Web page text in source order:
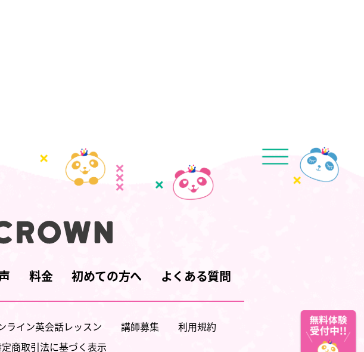
料金 初めての方へ よくある質問
ライン英会話レッスン 講師募集
利用規約
商取引法に基づく表示